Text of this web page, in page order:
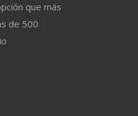
que más
de 500